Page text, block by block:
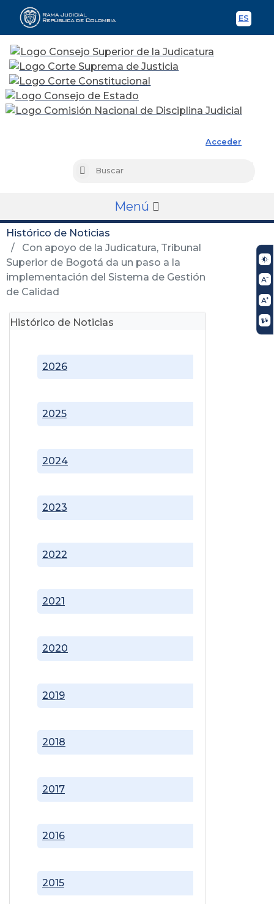
ES
Acceder
Buscar
Menú
Histórico de Noticias
Con apoyo de la Judicatura, Tribunal
Superior de Bogotá da un paso a la
implementación del Sistema de Gestión
de Calidad
Histórico de Noticias
2015
2016
2017
2018
2019
2020
2021
2022
2023
2024
2025
2026